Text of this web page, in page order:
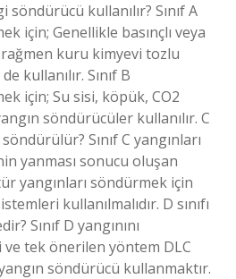
kullanılır? Sınıf A
için; Genellikle basınçlı veya
rağmen kuru kimyevi tozlu
kullanılır. Sınıf B
için; Su sisi, köpük, CO2
söndürücüler kullanılır. C
Sınıf C yangınları
yanması sonucu oluşan
yangınları söndürmek için
kullanılmalıdır. D sınıfı
Sınıf D yangınını
tek önerilen yöntem DLC
söndürücü kullanmaktır.